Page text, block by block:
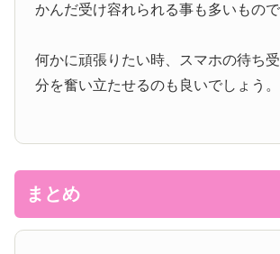
かんだ受け容れられる事も多いもので
何かに頑張りたい時、スマホの待ち
分を奮い立たせるのも良いでしょう。
まとめ